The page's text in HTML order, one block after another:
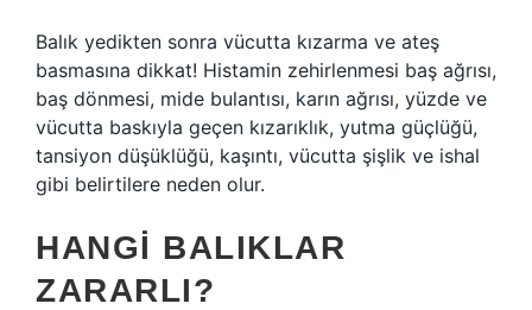
Balık yedikten sonra vücutta kızarma ve ateş
basmasına dikkat! Histamin zehirlenmesi baş ağrısı,
baş dönmesi, mide bulantısı, karın ağrısı, yüzde ve
vücutta baskıyla geçen kızarıklık, yutma güçlüğü,
tansiyon düşüklüğü, kaşıntı, vücutta şişlik ve ishal
gibi belirtilere neden olur.
HANGI BALIKLAR
ZARARLI?